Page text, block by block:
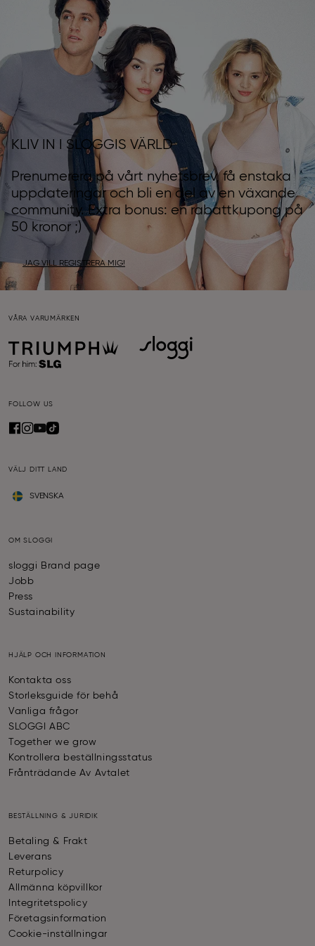
KLIV IN I SLOGGIS VÄRLD
Prenumerera på vårt nyhetsbrev, få enstaka
uppdateringar och bli en del av en växande
community. Extra bonus: en rabattkupong på
50 kronor ;)
JAG VILL REGISTRERA MIG!
VÅRA VARUMÄRKEN
FOLLOW US
VÄLJ DITT LAND
SVENSKA
OM SLOGGI
sloggi Brand page
Jobb
Press
Sustainability
HJÄLP OCH INFORMATION
Kontakta oss
Storleksguide för behå
Vanliga frågor
SLOGGI ABC
Together we grow
Kontrollera beställningsstatus
Frånträdande Av Avtalet
BESTÄLLNING & JURIDIK
Betaling & Frakt
Leverans
Returpolicy
Allmänna köpvillkor
Integritetspolicy
Företagsinformation
Cookie-inställningar